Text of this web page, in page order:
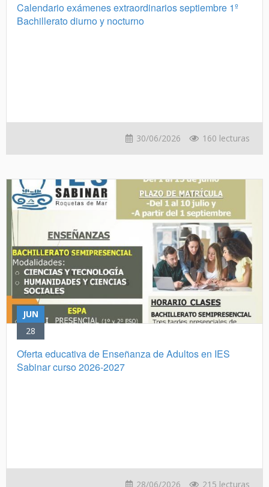
Calendario exámenes extraordinarios septiembre 1º
Bachillerato diurno y nocturno
30/06/2026 160 lecturas
JUN
28
Oferta educativa de Enseñanza de Adultos en IES
Sabinar curso 2026-2027
28/06/2026 215 lecturas